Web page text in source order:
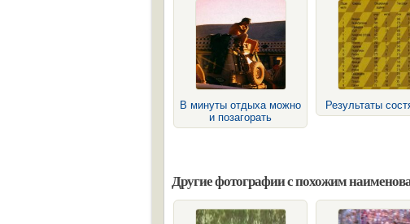
В минуты отдыха можно
и позагорать
Результаты
Другие фотографии с похожим